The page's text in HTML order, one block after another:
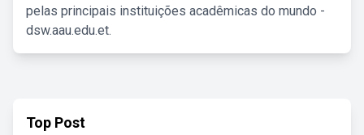
pelas principais instituições acadêmicas do mundo -
dsw.aau.edu.et.
Top Post